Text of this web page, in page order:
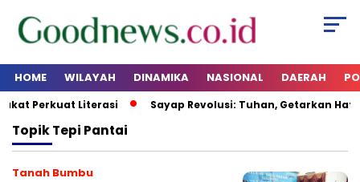
HOME WILAYAH DINAMIKA NASIONAL DAERAH
Perkuat Literasi Sayap Revolusi: Tuhan, Getarkan
TopikTepi Pantai
Tanah Bumbu